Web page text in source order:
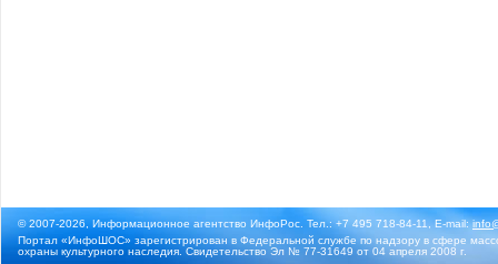
© 2007-2026, Информационное агентство ИнфоРос. Тел.: +7 495 718-84-11, E-mail:
Портал «ИнфоШОС» зарегистрирован в Федеральной службе по надзору в сфере
охраны культурного наследия. Свидетельство Эл № 77-31649 от 04 апреля 2008 г.